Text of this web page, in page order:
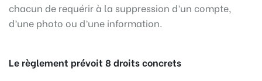
chacun de requérir à la suppression d’un compte,
d’une photo ou d’une information.
Le règlement prévoit 8 droits concrets